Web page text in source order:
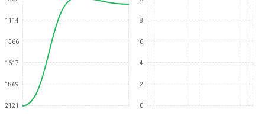
1114
1366
1617
1869
2121
8
6
4
2
0